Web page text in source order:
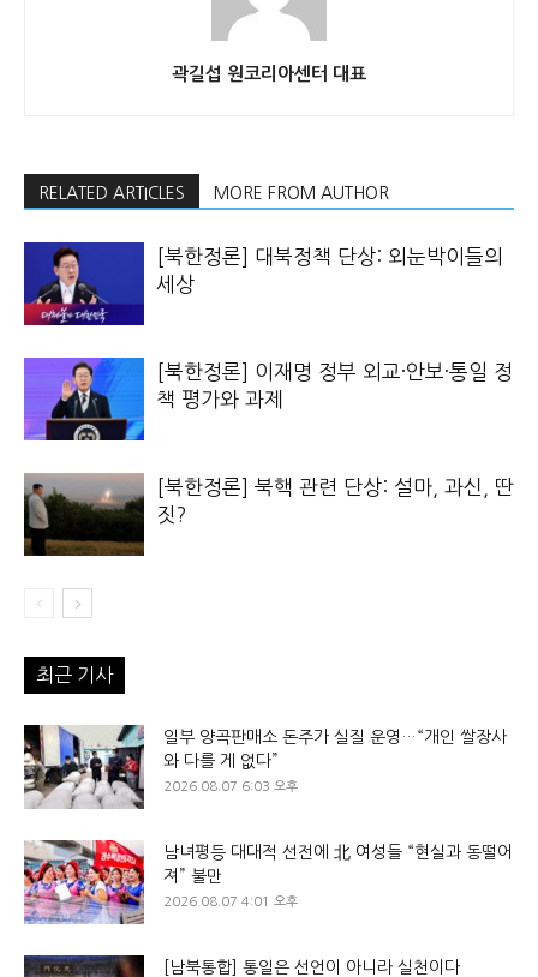
곽길섭 원코리아센터 대표
RELATED ARTICLES MORE FROM AUTHOR
[북한정론] 대북정책 단상: 외눈박이들의
세상
[북한정론] 이재명 정부 외교·안보·통일 정
책 평가와 과제
[북한정론] 북핵 관련 단상: 설마, 과신, 딴
짓?
최근 기사
일부 양곡판매소 돈주가 실질 운영…“개인 쌀장사
와 다를 게 없다”
2026.08.07 6:03 오후
남녀평등 대대적 선전에 北 여성들 “현실과 동떨어
져” 불만
2026.08.07 4:01 오후
[남북통합] 통일은 선언이 아니라 실천이다